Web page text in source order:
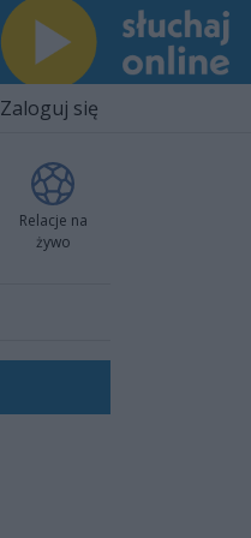
Zaloguj się
Relacje na
żywo